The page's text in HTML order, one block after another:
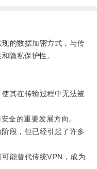
的数据加密方式，与传
隐私保护性。
其在传输过程中无法被
的重要发展方向。
段，但已经引起了许多
能替代传统VPN，成为